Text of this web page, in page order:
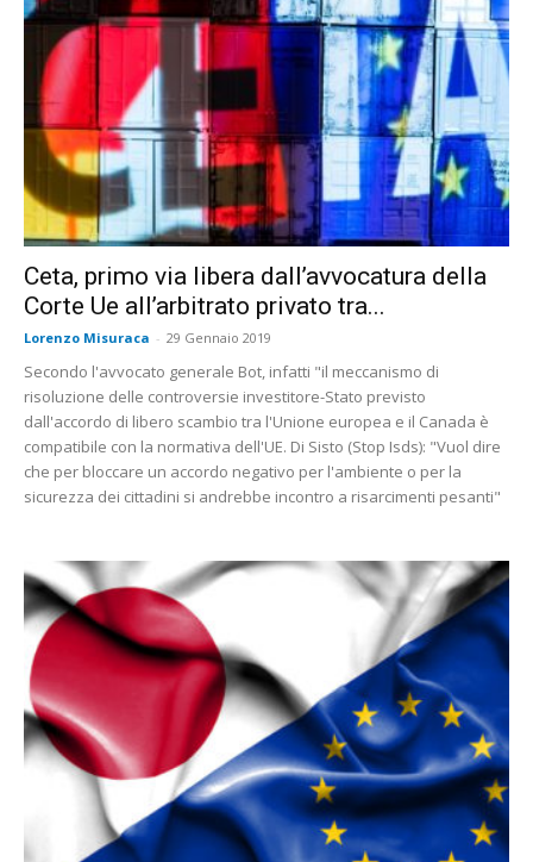
Ceta, primo via libera dall’avvocatura della
Corte Ue all’arbitrato privato tra...
Lorenzo Misuraca - 29 Gennaio 2019
Secondo l'avvocato generale Bot, infatti "il meccanismo di
risoluzione delle controversie investitore-Stato previsto
dall'accordo di libero scambio tra l'Unione europea e il Canada è
compatibile con la normativa dell'UE. Di Sisto (Stop Isds): "Vuol dire
che per bloccare un accordo negativo per l'ambiente o per la
sicurezza dei cittadini si andrebbe incontro a risarcimenti pesanti"